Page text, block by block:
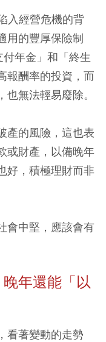
入經營危機的背
用的豐厚保險制
年金」和「終生
報酬率的投資，而
無法輕易廢除。
產的風險，這也表
或財產，以備晚年
好，積極理財而非
會中堅，應該會有
年還能「以
看著變動的走勢